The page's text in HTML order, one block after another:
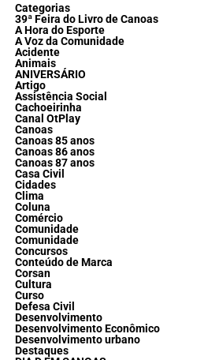
Categorias
39ª Feira do Livro de Canoas
A Hora do Esporte
A Voz da Comunidade
Acidente
Animais
ANIVERSÁRIO
Artigo
Assistência Social
Cachoeirinha
Canal OtPlay
Canoas
Canoas 85 anos
Canoas 86 anos
Canoas 87 anos
Casa Civil
Cidades
Clima
Coluna
Comércio
Comunidade
Comunidade
Concursos
Conteúdo de Marca
Corsan
Cultura
Curso
Defesa Civil
Desenvolvimento
Desenvolvimento Econômico
Desenvolvimento urbano
Destaques